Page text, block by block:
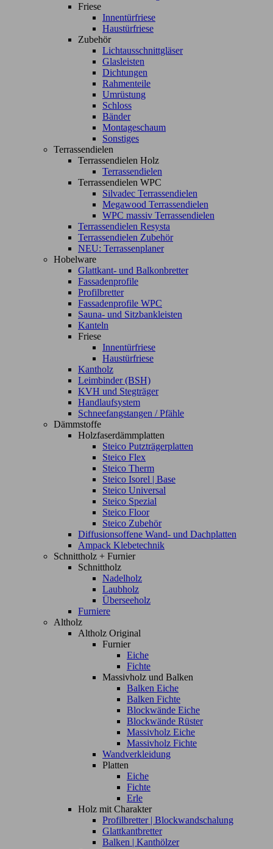
Friese
Innentürfriese
Haustürfriese
Zubehör
Lichtausschnittgläser
Glasleisten
Dichtungen
Rahmenteile
Umrüstung
Schloss
Bänder
Montageschaum
Sonstiges
Terrassendielen
Terrassendielen Holz
Terrassendielen
Terrassendielen WPC
Silvadec Terrassendielen
Megawood Terrassendielen
WPC massiv Terrassendielen
Terrassendielen Resysta
Terrassendielen Zubehör
NEU: Terrassenplaner
Hobelware
Glattkant- und Balkonbretter
Fassadenprofile
Profilbretter
Fassadenprofile WPC
Sauna- und Sitzbankleisten
Kanteln
Friese
Innentürfriese
Haustürfriese
Kantholz
Leimbinder (BSH)
KVH und Stegträger
Handlaufsystem
Schneefangstangen / Pfähle
Dämmstoffe
Holzfaserdämmplatten
Steico Putzträgerplatten
Steico Flex
Steico Therm
Steico Isorel | Base
Steico Universal
Steico Spezial
Steico Floor
Steico Zubehör
Diffusionsoffene Wand- und Dachplatten
Ampack Klebetechnik
Schnittholz + Furnier
Schnittholz
Nadelholz
Laubholz
Überseeholz
Furniere
Altholz
Altholz Original
Furnier
Eiche
Fichte
Massivholz und Balken
Balken Eiche
Balken Fichte
Blockwände Eiche
Blockwände Rüster
Massivholz Eiche
Massivholz Fichte
Wandverkleidung
Platten
Eiche
Fichte
Erle
Holz mit Charakter
Profilbretter | Blockwandschalung
Glattkantbretter
Balken | Kanthölzer